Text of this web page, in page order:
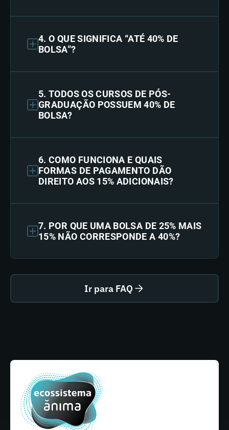
4. O QUE SIGNIFICA “ATÉ 40% DE
BOLSA”?
5. TODOS OS CURSOS DE PÓS-
GRADUAÇÃO POSSUEM 40% DE
BOLSA?
6. COMO FUNCIONA E QUAIS
FORMAS DE PAGAMENTO DÃO
DIREITO AOS 15% ADICIONAIS?
7. POR QUE UMA BOLSA DE 25% MAIS
15% NÃO CORRESPONDE A 40%?
Ir para FAQ